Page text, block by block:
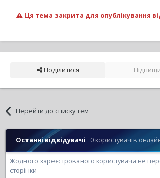
Ця тема закрита для опублікування
Поділитися
Перейти до списку тем
Останні відвідувачі 0 користувачів
Жодного зареєстрованого користувача не
сторінки